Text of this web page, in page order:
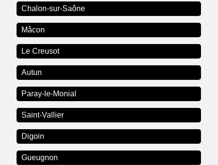
Chalon-sur-Saône
Mâcon
Le Creusot
Autun
Paray-le-Monial
Saint-Vallier
Digoin
Gueugnon